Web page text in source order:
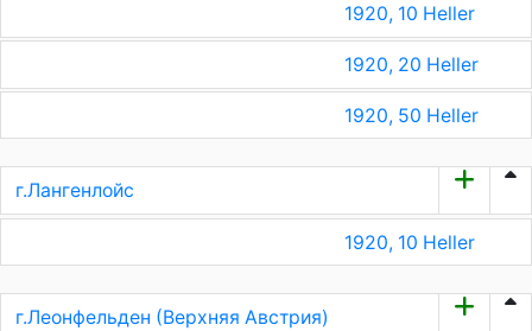
1920, 10 Heller
1920, 20 Heller
1920, 50 Heller
г.Лангенлойс
1920, 10 Heller
г.Леонфельден (Верхняя Австрия)